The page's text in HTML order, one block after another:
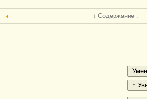
↓ Содержание ↓